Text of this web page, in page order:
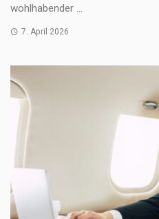
wohlhabender ...
7. April 2026